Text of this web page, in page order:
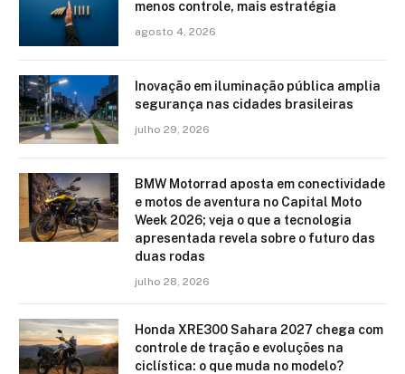
menos controle, mais estratégia
agosto 4, 2026
Inovação em iluminação pública amplia
segurança nas cidades brasileiras
julho 29, 2026
BMW Motorrad aposta em conectividade
e motos de aventura no Capital Moto
Week 2026; veja o que a tecnologia
apresentada revela sobre o futuro das
duas rodas
julho 28, 2026
Honda XRE300 Sahara 2027 chega com
controle de tração e evoluções na
ciclística: o que muda no modelo?